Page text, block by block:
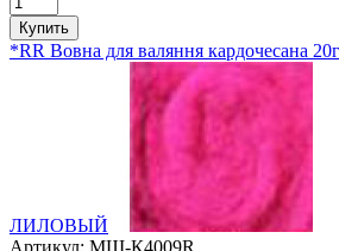
Купить
*RR Вовна для валяння кардочесана
ЛИЛОВЫЙ
Артикул: МШ-К4009R